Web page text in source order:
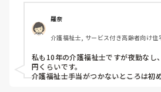
介護福祉士の資格手当はありません。
かなりの薄給だと感じます。
宿直手当てがあってなんとか手取り
10万円いくかいかないかです。
田舎の社会福祉法人ですが
羅奈
介護福祉士, サービス付き高齢者向け住
私も10年の介護福祉士ですが夜勤なし
円くらいです。
介護福祉士手当がつかないところは初